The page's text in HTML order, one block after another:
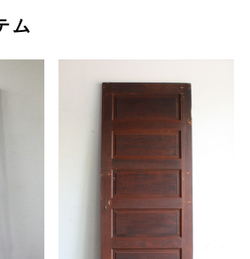
ム